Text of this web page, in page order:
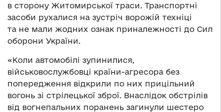
в сторону Житомирської траси. Транспортні
засоби рухалися на зустріч ворожій техніці
та не мали жодних ознак приналежності до Сил
оборони України.
«Коли автомобілі зупинилися,
військовослужбовці країни-агресора без
попередження відкрили по них прицільний
вогонь зі стрілецької зброї. Внаслідок обстрілів
від вогнепальних поранень загинули шестеро